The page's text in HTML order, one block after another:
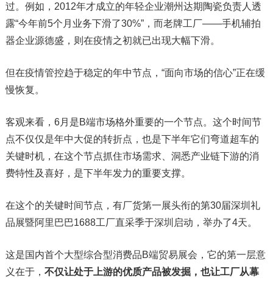
过。例如，2012年才成立的年轻企业潮州达期陶瓷负责人透
露“今年前5个月业务下滑了30%”，而老牌工厂——手机辅拍
器企业源德盛，则在疫情之初就已出现大幅下滑。
但在疫情管控趋于稳定的年中节点，“面向市场的信心”正在缓
慢恢复。
客观来看，6月是B端市场格外重要的一个节点。这个时间节
点不仅仅是年中大促的转折点，也是下半年它们弯道超车的
关键时机，在这个节点抓住市场需求、洞悉产业链下游的消
费特性及喜好，是下半年发力的重要支撑。
在这个的关键时间节点，有厂货第一展头衔的第30届深圳礼
品展暨阿里巴巴1688工厂直采季于深圳启动，举办了4天。
这是国内首个大型综合型消费品B端贸易展会，它的第一层意
义在于， 不仅让处于上游的优质产品被发掘，也让工厂从幕